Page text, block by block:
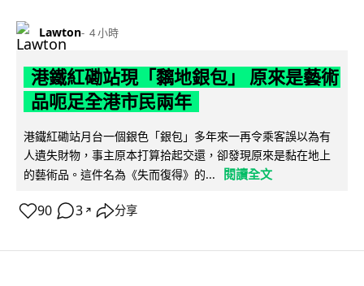
Lawton 4 小時
港鐵紅磡站現「黐地銀包」 原來是藝術
品呃足全港市民兩年
港鐵紅磡站月台一個銀色「銀包」多年來一再令乘客誤以為有
人遺失財物，事主原本打算拾起交還，卻發現原來是黏在地上
的藝術品。這件名為《失而復得》的...
閱讀全文
90 3 ↗ 分享